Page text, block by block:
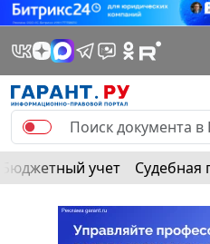
Бюджетный учет Судебная